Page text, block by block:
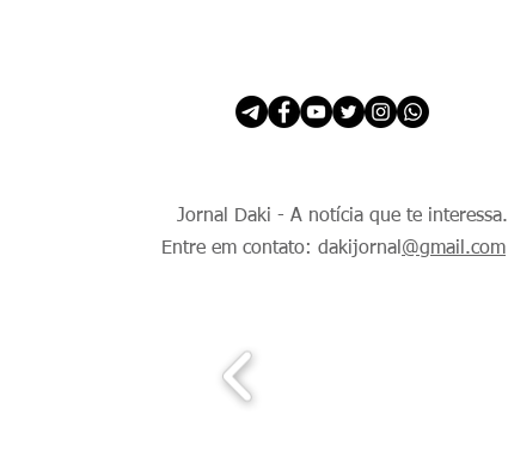
Jornal Daki - A notícia que te interessa.
Entre em contato: dakijornal @gmail.com